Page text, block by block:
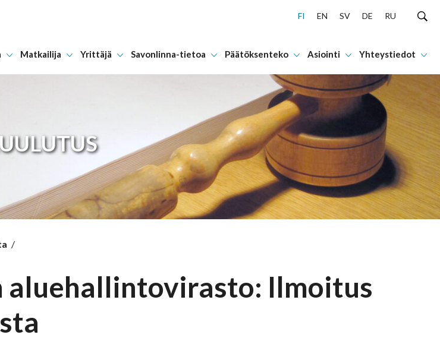
Hyppää sisältöön
FI EN SV DE RU
Matkailija Yrittäjä Savonlinna-tietoa Päätöksenteko Asiointi Yhteystiedot
/
aluehallintovirasto: Ilmoitus